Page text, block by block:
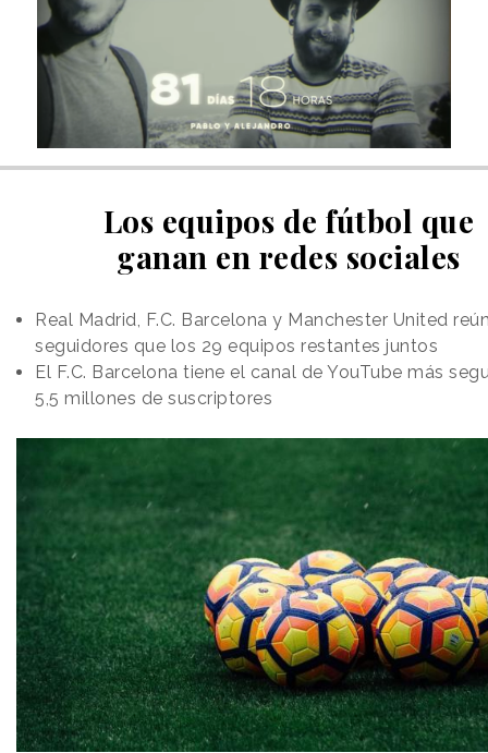
Los equipos de fútbol que
ganan en redes sociales
Real Madrid, F.C. Barcelona y Manchester United
seguidores que los 29 equipos restantes juntos
El F.C. Barcelona tiene el canal de YouTube más
5,5 millones de suscriptores